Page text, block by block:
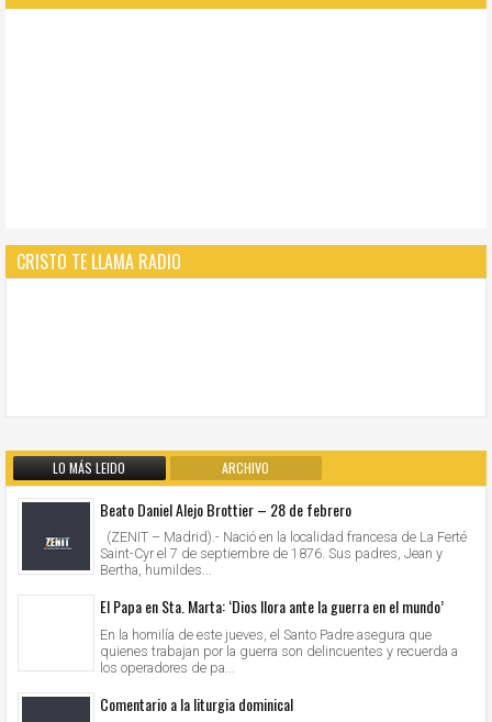
CRISTO TE LLAMA RADIO
LO MÁS LEIDO ARCHIVO
Beato Daniel Alejo Brottier – 28 de febrero
(ZENIT – Madrid).- Nació en la localidad francesa de La Ferté
Saint-Cyr el 7 de septiembre de 1876. Sus padres, Jean y
Bertha, humildes...
El Papa en Sta. Marta: ‘Dios llora ante la guerra en el mundo’
En la homilía de este jueves, el Santo Padre asegura que
quienes trabajan por la guerra son delincuentes y recuerda a
los operadores de pa...
Comentario a la liturgia dominical